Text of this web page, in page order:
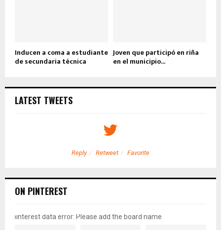
Inducen a coma a estudiante
de secundaria técnica
Joven que participó en riña
en el municipio...
LATEST TWEETS
Reply Retweet Favorite
ON PINTEREST
pinterest data error: Please add the board name